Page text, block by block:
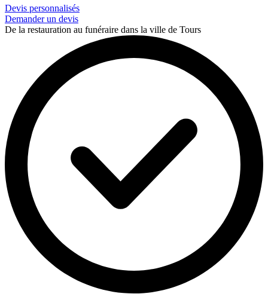
Devis personnalisés
Demander un devis
De la restauration au funéraire dans la ville de Tours